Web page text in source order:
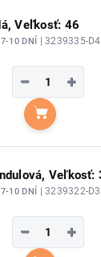
Veľkosť: 46
10 DNÍ | 3239335-
+
−
Do
Veľkosť:
10 DNÍ | 3239322-
+
−